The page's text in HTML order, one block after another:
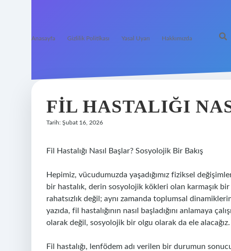
Anasayfa Gizlilik Politikası Yasal Uyarı Hakkımızda
FIL HASTALIĞI
Tarih: Şubat 16, 2026
Fil Hastalığı Nasıl Başlar? Sosyolojik Bir Bakış
Hepimiz, vücudumuzda yaşadığımız fiziksel
bir hastalık, derin sosyolojik kökleri olan karmaşık
rahatsızlık değil; aynı zamanda toplumsal
yazıda, fil hastalığının nasıl başladığını anlamaya
olarak değil, sosyolojik bir olgu olarak da ele alacağız.
Fil hastalığı, lenfödem adı verilen bir durumun